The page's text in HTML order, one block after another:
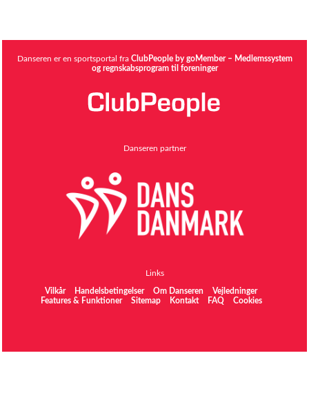
Danseren er en sportsportal fra ClubPeople by goMember – Medlemssystem
og regnskabsprogram til foreninger
Danseren partner
Links
Vilkår Handelsbetingelser Om Danseren
Vejledninger
Features & Funktioner
Sitemap Kontakt FAQ Cookies